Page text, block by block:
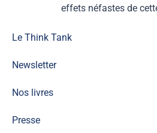
effets néfastes de
Le Think Tank
Newsletter
Nos livres
Presse